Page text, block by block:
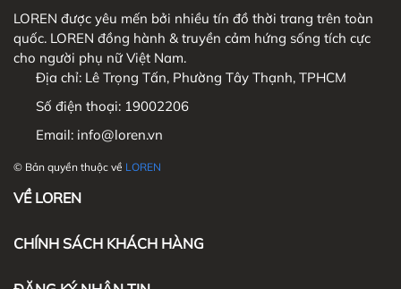
LOREN được yêu mến bởi nhiều tín đồ thời trang trên toàn
quốc. LOREN đồng hành & truyền cảm hứng sống tích cực
cho người phụ nữ Việt Nam.
Địa chỉ: Lê Trọng Tấn, Phường Tây Thạnh, TPHCM
Số điện thoại: 19002206
Email: info@loren.vn
© Bản quyền thuộc về LOREN
VỀ LOREN
CHÍNH SÁCH KHÁCH HÀNG